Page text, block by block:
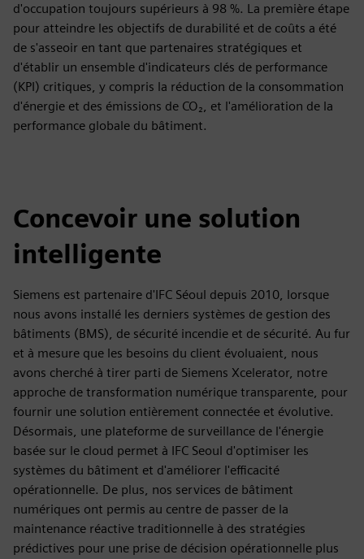
d'occupation toujours supérieurs à 98 %. La première étape
pour atteindre les objectifs de durabilité et de coûts a été
de s'asseoir en tant que partenaires stratégiques et
d'établir un ensemble d'indicateurs clés de performance
(KPI) critiques, y compris la réduction de la consommation
d'énergie et des émissions de CO₂, et l'amélioration de la
performance globale du bâtiment.
Concevoir une solution
intelligente
Siemens est partenaire d'IFC Séoul depuis 2010, lorsque
nous avons installé les derniers systèmes de gestion des
bâtiments (BMS), de sécurité incendie et de sécurité. Au fur
et à mesure que les besoins du client évoluaient, nous
avons cherché à tirer parti de Siemens Xcelerator, notre
approche de transformation numérique transparente, pour
fournir une solution entièrement connectée et évolutive.
Désormais, une plateforme de surveillance de l'énergie
basée sur le cloud permet à IFC Seoul d'optimiser les
systèmes du bâtiment et d'améliorer l'efficacité
opérationnelle. De plus, nos services de bâtiment
numériques ont permis au centre de passer de la
maintenance réactive traditionnelle à des stratégies
prédictives pour une prise de décision opérationnelle plus